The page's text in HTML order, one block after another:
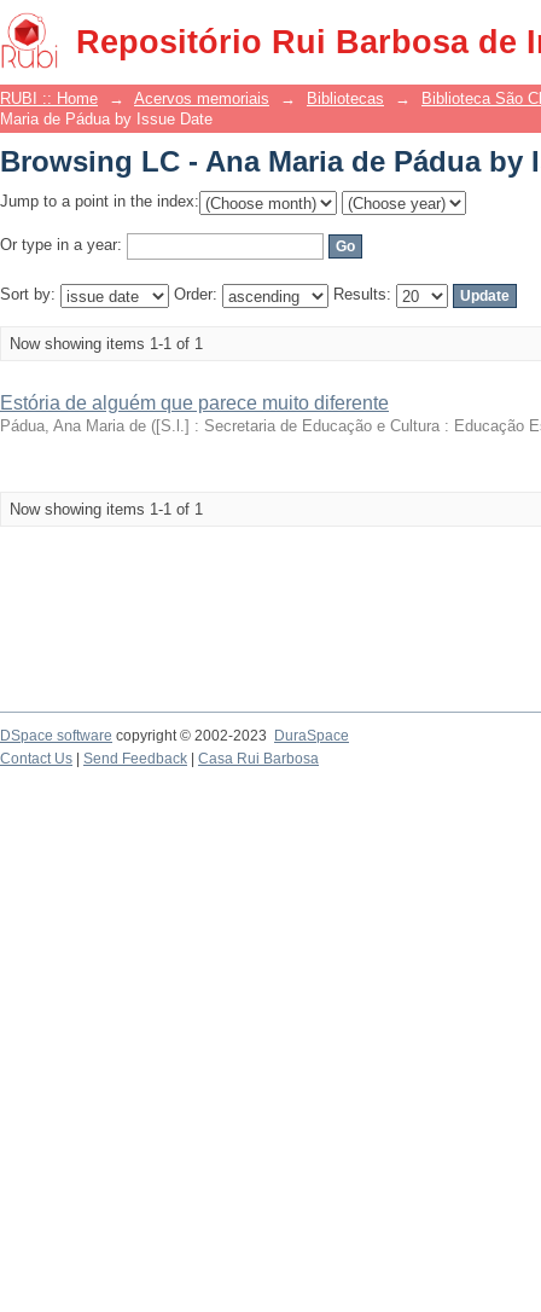
Repositório Rui Barbosa de
Browsing LC - Ana Maria de Pádua by
RUBI :: Home → Acervos memoriais → Bibliotecas →
Biblioteca São
Maria de Pádua by Issue Date
Browsing LC - Ana Maria de Pádua by
Jump to a point in the index:
Or type in a year:
Sort by: Order: Results:
Now showing items 1-1 of 1
Estória de alguém que parece muito diferente
Pádua, Ana Maria de ([S.l.] : Secretaria de Educação e Cultura : Educação
Now showing items 1-1 of 1
DSpace software copyright © 2002-2023
DuraSpace
Contact Us
Send Feedback Casa Rui Barbosa